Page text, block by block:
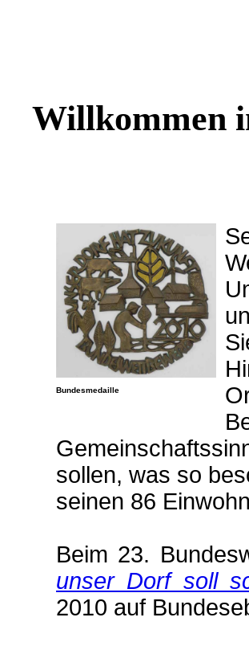
Willkommen
Bundesmedaille
sollen, was so
seinen 86
Beim 23.
unser Dorf soll
2010 auf